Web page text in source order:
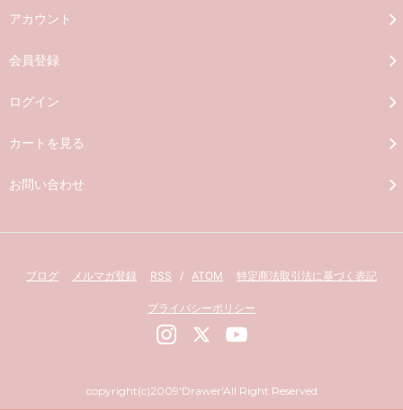
アカウント
会員登録
ログイン
カートを見る
お問い合わせ
ブログ メルマガ登録 RSS / ATOM 特定商法取引法に基づく表記
プライバシーポリシー
copyright(c)2009'Drawer'All Right Reserved